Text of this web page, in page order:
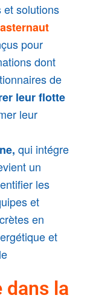
et solutions
pour
dont
de
leur flotte
leur
qui intégre
un
les
et
en
et
dans la